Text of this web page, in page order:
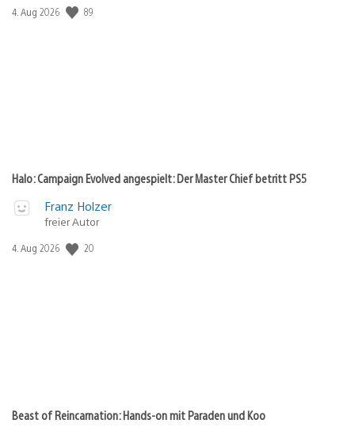
Veröffentlichungsdatum:
4. Aug 2026 89
Halo: Campaign Evolved angespielt: Der Master Chief betritt PS5
Franz Holzer
freier Autor
Veröffentlichungsdatum:
4. Aug 2026 20
Beast of Reincarnation: Hands-on mit Paraden und Koo